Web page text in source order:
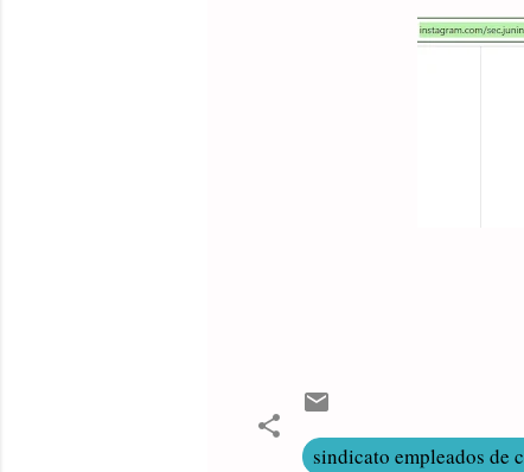
sindicato empleados de